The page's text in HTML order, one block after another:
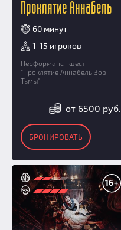
Проклятие Аннабель
60 минут
1-15 игроков
Перформанс-квест
"Проклятие Аннабель Зов
Тьмы"
от 6500 руб.
БРОНИРОВАТЬ
16+